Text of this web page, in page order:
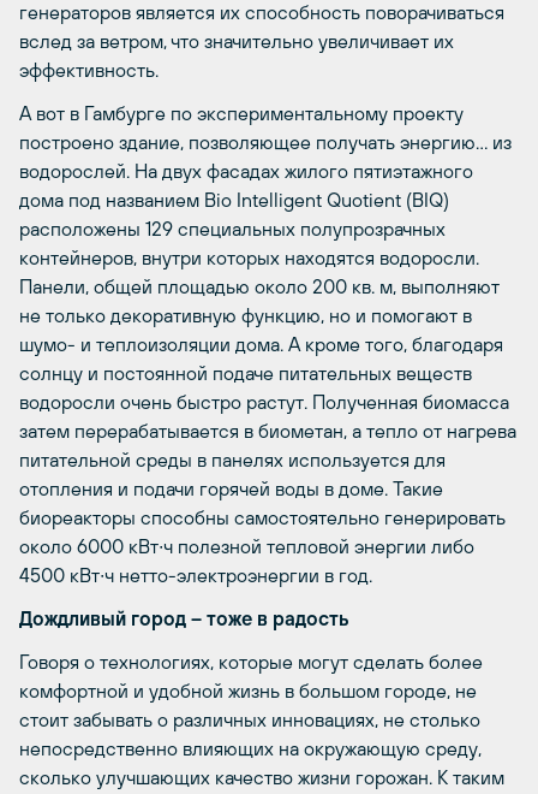
генераторов является их способность поворачиваться
вслед за ветром, что значительно увеличивает их
эффективность.
А вот в Гамбурге по экспериментальному проекту
построено здание, позволяющее получать энергию… из
водорослей. На двух фасадах жилого пятиэтажного
дома под названием Bio Intelligent Quotient (BIQ)
расположены 129 специальных полупрозрачных
контейнеров, внутри которых находятся водоросли.
Панели, общей площадью около 200 кв. м, выполняют
не только декоративную функцию, но и помогают в
шумо- и теплоизоляции дома. А кроме того, благодаря
солнцу и постоянной подаче питательных веществ
водоросли очень быстро растут. Полученная биомасса
затем перерабатывается в биометан, а тепло от нагрева
питательной среды в панелях используется для
отопления и подачи горячей воды в доме. Такие
биореакторы способны самостоятельно генерировать
около 6000 кВт∙ч полезной тепловой энергии либо
4500 кВт∙ч нетто-электроэнергии в год.
Дождливый город – тоже в радость
Говоря о технологиях, которые могут сделать более
комфортной и удобной жизнь в большом городе, не
стоит забывать о различных инновациях, не столько
непосредственно влияющих на окружающую среду,
сколько улучшающих качество жизни горожан. К таким